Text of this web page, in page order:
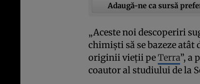
Adaugă-ne ca sursă
„Aceste noi descoperiri
chimişti să se bazeze
originii vieţii peTerra”, a
coautor al studiului de la